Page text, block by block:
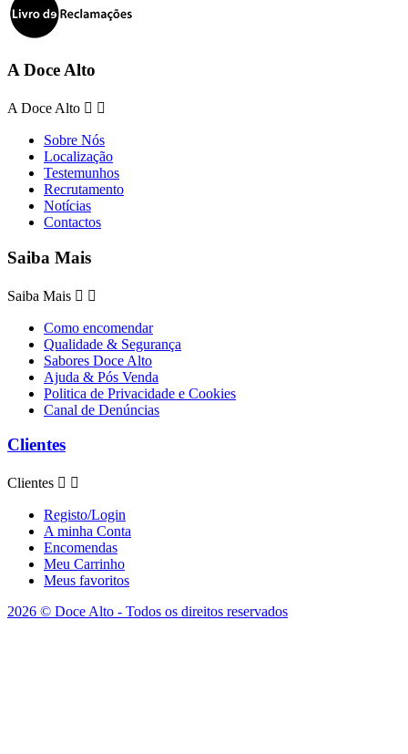
A Doce Alto
A Doce Alto  
Sobre Nós
Localização
Testemunhos
Recrutamento
Notícias
Contactos
Saiba Mais
Saiba Mais  
Como encomendar
Qualidade & Segurança
Sabores Doce Alto
Ajuda & Pós Venda
Politica de Privacidade e Cookies
Canal de Denúncias
Clientes
Clientes  
Registo/Login
A minha Conta
Encomendas
Meu Carrinho
Meus favoritos
2026 © Doce Alto - Todos os direitos reservados